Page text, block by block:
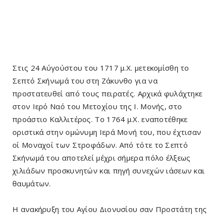
Στις 24 Αύγούστου του 1717 μ.Χ. μετεκομίσθη το
Σεπτό Σκήνωμά του στη Ζάκυνθο για να
προστατευθεί από τους πειρατές. Αρχικά φυλάχτηκε
στον Ιερό Ναό του Μετοχίου της Ι. Μονής, στο
προάστιο Καλλιτέρος. Το 1764 μ.Χ. εναποτέθηκε
οριστικά στην ομώνυμη Ιερά Μονή του, που έχτισαν
oί Μοναχοί των Στροφάδων. Από τότε το Σεπτό
Σκήνωμά του αποτελεί μέχρι σήμερα πόλο έλξεως
χιλιάδων προσκυνητών και πηγή συνεχών ιάσεων και
θαυμάτων.
Η ανακήρυξη του Αγίου Διονυσίου σαν Προστάτη της